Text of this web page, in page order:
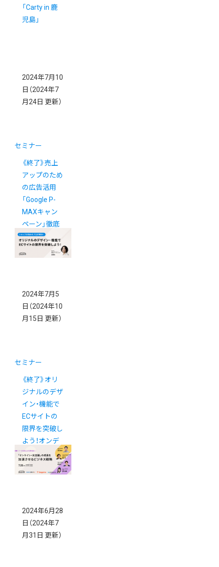
「Carty in 鹿
児島」
2024年7月10
日 （2024年7
月24日 更新）
セミナー
《終了》売上
アップのため
の広告活用
「Google P-
MAXキャン
ペーン」徹底
解説セミナー
2024年7月5
日 （2024年10
月15日 更新）
セミナー
《終了》オリ
ジナルのデザ
イン・機能で
ECサイトの
限界を突破し
よう！オンデ
マンド配信
2024年6月28
日 （2024年7
月31日 更新）